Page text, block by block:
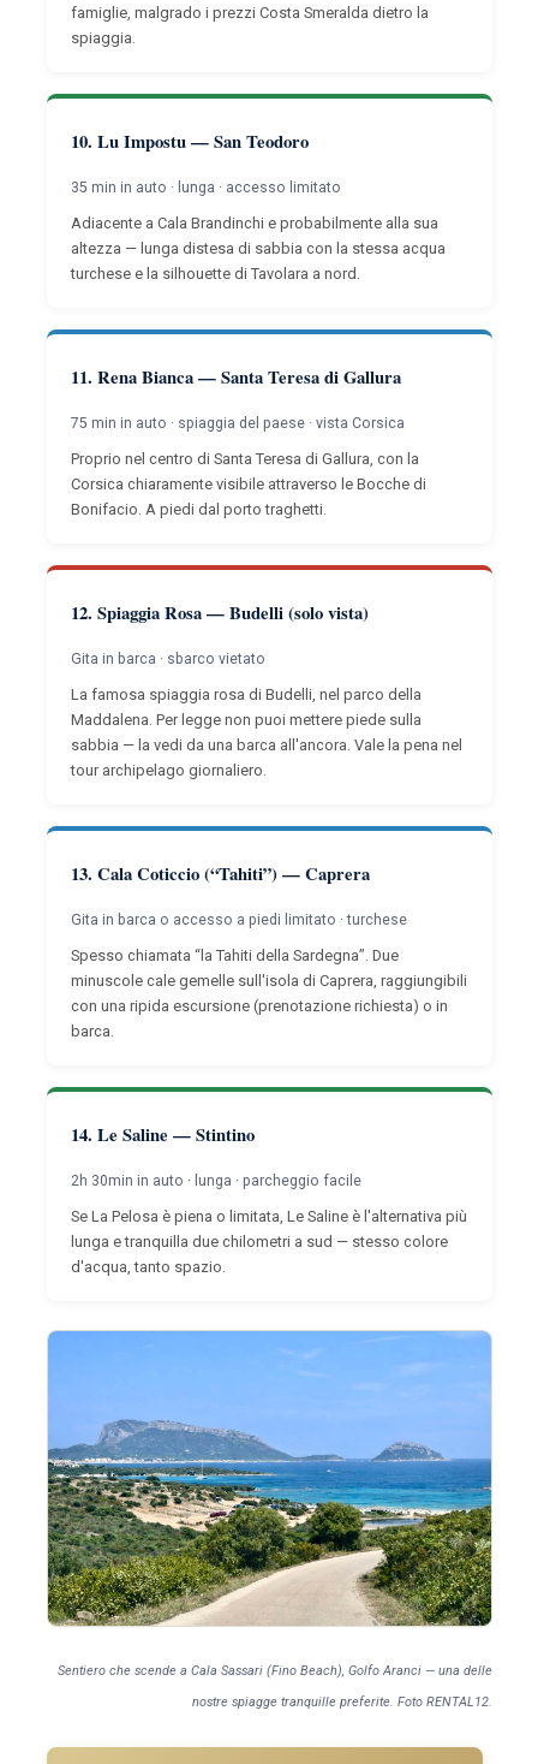
famiglie, malgrado i prezzi Costa Smeralda dietro la
spiaggia.
10. Lu Impostu — San Teodoro
35 min in auto · lunga · accesso limitato
Adiacente a Cala Brandinchi e probabilmente alla sua
altezza — lunga distesa di sabbia con la stessa acqua
turchese e la silhouette di Tavolara a nord.
11. Rena Bianca — Santa Teresa di Gallura
75 min in auto · spiaggia del paese · vista Corsica
Proprio nel centro di Santa Teresa di Gallura, con la
Corsica chiaramente visibile attraverso le Bocche di
Bonifacio. A piedi dal porto traghetti.
12. Spiaggia Rosa — Budelli (solo vista)
Gita in barca · sbarco vietato
La famosa spiaggia rosa di Budelli, nel parco della
Maddalena. Per legge non puoi mettere piede sulla
sabbia — la vedi da una barca all'ancora. Vale la pena nel
tour archipelago giornaliero.
13. Cala Coticcio (“Tahiti”) — Caprera
Gita in barca o accesso a piedi limitato · turchese
Spesso chiamata “la Tahiti della Sardegna”. Due
minuscole cale gemelle sull'isola di Caprera, raggiungibili
con una ripida escursione (prenotazione richiesta) o in
barca.
14. Le Saline — Stintino
2h 30min in auto · lunga · parcheggio facile
Se La Pelosa è piena o limitata, Le Saline è l'alternativa più
lunga e tranquilla due chilometri a sud — stesso colore
d'acqua, tanto spazio.
Sentiero che scende a Cala Sassari (Fino Beach), Golfo Aranci — una delle
nostre spiagge tranquille preferite. Foto RENTAL12.